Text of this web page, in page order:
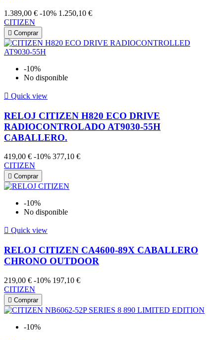
1.389,00 € -10% 1.250,10 €
CITIZEN
 Comprar
-10%
No disponible
 Quick view
RELOJ CITIZEN H820 ECO DRIVE
RADIOCONTROLADO AT9030-55H
CABALLERO.
419,00 € -10% 377,10 €
CITIZEN
 Comprar
-10%
No disponible
 Quick view
RELOJ CITIZEN CA4600-89X CABALLERO
CHRONO OUTDOOR
219,00 € -10% 197,10 €
CITIZEN
 Comprar
-10%